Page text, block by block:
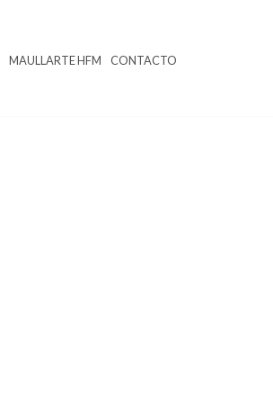
MAULLARTE HFM CONTACTO